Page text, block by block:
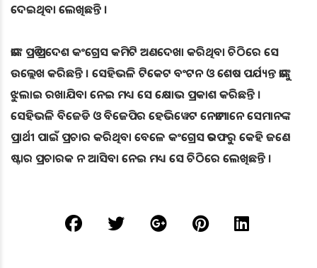
ଦେଇଥିବା ଲେଖିଛନ୍ତି ।
ତାଙ୍କ ପ୍ରତି ପ୍ରଦେଶ କଂଗ୍ରେସ କମିଟି ଅଣଦେଖା କରିଥିବା ଚିଠିରେ ସେ
ଉଲ୍ଲେଖ କରିଛନ୍ତି । ସେହିଭଳି ଟିକେଟ ବଂଟନ ଓ ଶେଷ ପର୍ଯ୍ୟନ୍ତ ତାଙ୍କୁ
ଝୁଲାଇ ରଖାଯିବା ନେଇ ମଧ୍ୟ ସେ କ୍ଷୋଭ ପ୍ରକାଶ କରିଛନ୍ତି ।
ସେହିଭଳି ବିଜେଡି ଓ ବିଜେପିର ହେଭିୱେଟ ନେତାମାନେ ସେମାନଙ୍କ
ପ୍ରାର୍ଥୀ ପାଇଁ ପ୍ରଚାର କରିଥିବା ବେଳେ କଂଗ୍ରେସ ତରଫରୁ କେହି ଜଣେ
ଷ୍ଟାର ପ୍ରଚାରକ ନ ଆସିବା ନେଇ ମଧ୍ୟ ସେ ଚିଠିରେ ଲେଖିଛନ୍ତି ।